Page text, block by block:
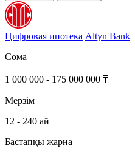
Цифровая ипотека Altyn Bank
Сома
1 000 000 - 175 000 000 ₸
Мерзім
12 - 240 ай
Бастапқы жарна